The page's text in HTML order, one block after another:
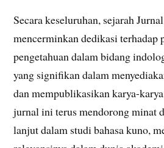
Secara keseluruhan, sejarah
mencerminkan dedikasi terhadap
pengetahuan dalam bidang
yang signifikan dalam
dan mempublikasikan karya-
jurnal ini terus mendorong minat
lanjut dalam studi bahasa kuno,